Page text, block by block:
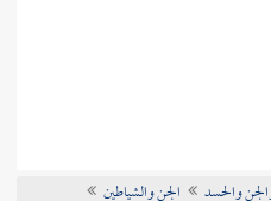
والحسد
الجن والشياطين